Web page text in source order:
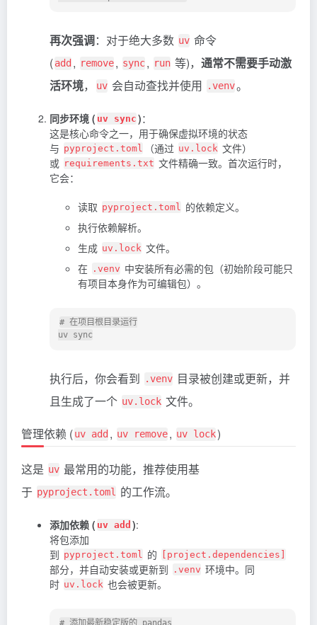
再次强调：对于绝大多数 uv 命令
(add , remove, sync, run 等)， 通常不需要手动激
活环境， uv 会自动查找并使用 .venv。
同步环境 ( uv sync )：
这是核心命令之一，用于确保虚拟环境的状态
与 pyproject.toml （通过 uv.lock 文件）
或 requirements.txt 文件精确一致。首次运行时，
它会：
读取 pyproject.toml 的依赖定义。
执行依赖解析。
生成 uv.lock 文件。
在 .venv 中安装所有必需的包（初始阶段可能只
有项目本身作为可编辑包）。
# 在项目根目录运行
执行后，你会看到 .venv 目录被创建或更新，并
且生成了一个 uv.lock 文件。
管理依赖 (uv add , uv remove, uv lock)
这是 uv 最常用的功能，推荐使用基
于 pyproject.toml 的工作流。
添加依赖 ( uv add ):
将包添加
到 pyproject.toml 的 [project.dependencies]
部分，并自动安装或更新到 .venv 环境中。同
时 uv.lock 也会被更新。